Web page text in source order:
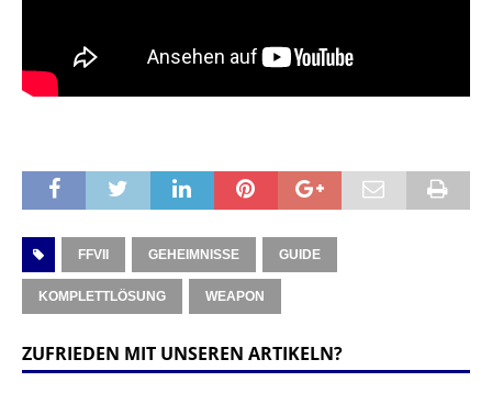
FFVII GEHEIMNISSE GUIDE
KOMPLETTLÖSUNG WEAPON
ZUFRIEDEN MIT UNSEREN ARTIKELN?